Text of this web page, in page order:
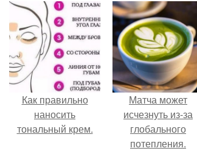
Как правильно
наносить
тональный крем.
Матча может
исчезнуть из-за
глобального
потепления.